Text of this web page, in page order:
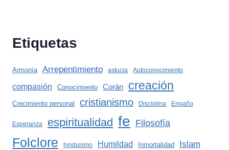
Etiquetas
Armonía Arrepentimiento astucia Autoconocimiento
compasión Conocimiento Corán creación
Crecimiento personal cristianismo Disciplina Engaño
Esperanza espiritualidad fe Filosofía
Folclore hinduismo Humildad Inmortalidad Islam